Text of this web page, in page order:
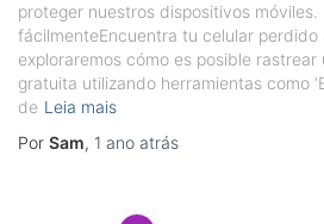
proteger nuestros dispositivos móviles.
fácilmenteEncuentra tu celular perdido
exploraremos cómo es posible
gratuita utilizando herramientas como
de Leia mais
Por Sam, 1 ano atrás